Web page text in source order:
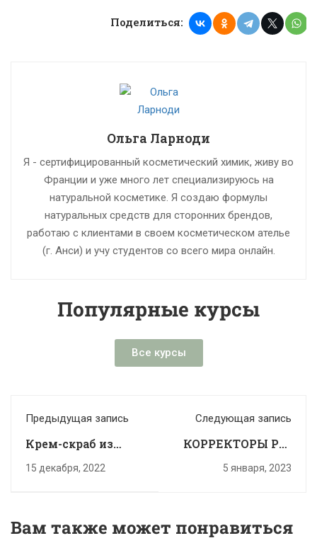
Поделиться:
Ольга Ларноди
Я - сертифицированный косметический химик, живу во
Франции и уже много лет специализируюсь на
натуральной косметике. Я создаю формулы
натуральных средств для сторонних брендов,
работаю с клиентами в своем косметическом ателье
(г. Анси) и учу студентов со всего мира онлайн.
Популярные курсы
Все курсы
Предыдущая запись
Крем-скраб из
натурального
мыла и
рецепты!
15 декабря, 2022
Следующая запись
КОРРЕКТОРЫ РН:
КАК ДЕЛАТЬ
БУФЕРНЫЕ
КОСМЕТИКИ
5 января, 2023
Вам также может понравиться